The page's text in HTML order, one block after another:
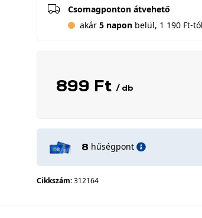
Csomagponton átvehető
akár 5 napon belül, 1 190 Ft-tól
899 Ft / db
8 hűségpont
Cikkszám:312164